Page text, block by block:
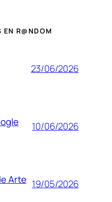
EN R@NDOM
23/06/2026
10/06/2026
Arte 19/05/2026